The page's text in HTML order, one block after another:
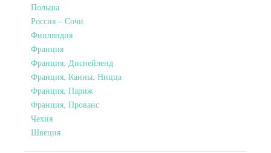
Польша
Россия – Сочи
Финляндия
Франция
Франция, Диснейленд
Франция, Канны, Ницца
Франция, Париж
Франция, Прованс
Чехия
Швеция